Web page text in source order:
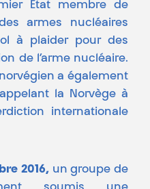
État membre de
armes nucléaires
à plaider pour des
de l’arme nucléaire.
a également
la Norvège à
internationale
2016, un groupe de